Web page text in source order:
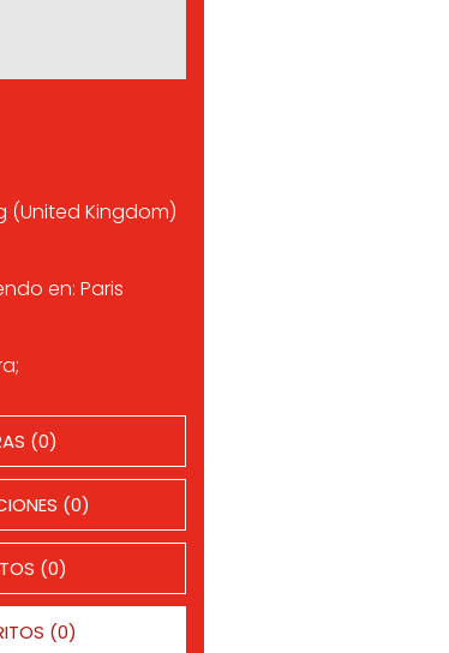
(United Kingdom)
en: Paris
(0)
(0)
(0)
(0)